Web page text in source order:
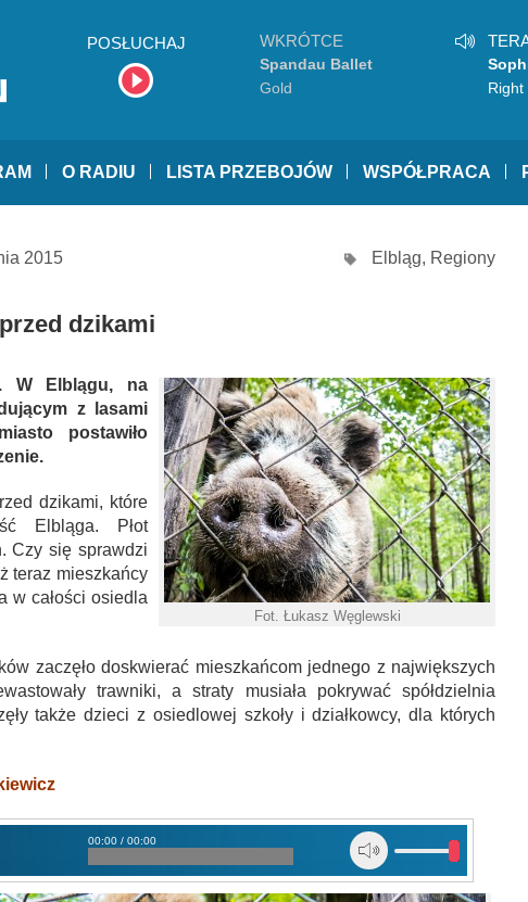
POSŁUCHAJ WKRÓTCE
Spandau Ballet
Gold
Right
O RADIU LISTA PRZEBOJÓW WSPÓŁPRACA
2015 Elbląg, Regiony
dzikami
Fot. Łukasz Węglewski
W Elblągu, na
z lasami
postawiło
dzikami, które
Elbląga. Płot
Czy się sprawdzi
teraz mieszkańcy
w całości osiedla
zaczęło doskwierać mieszkańcom jednego z największych
trawniki, a straty musiała pokrywać spółdzielnia
także dzieci z osiedlowej szkoły i działkowcy, dla których
00:00 / 00:00